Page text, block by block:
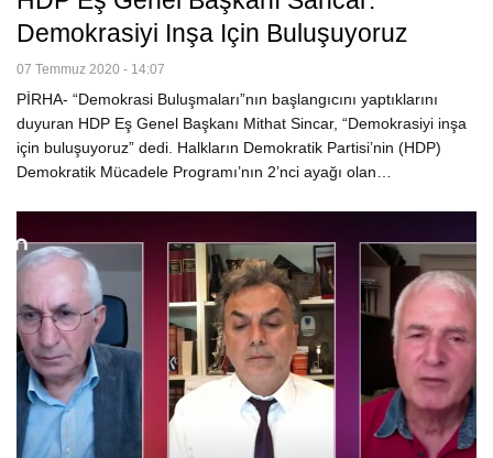
Demokrasiyi Inşa Için Buluşuyoruz
07 Temmuz 2020 - 14:07
PİRHA- “Demokrasi Buluşmaları”nın başlangıcını yaptıklarını
duyuran HDP Eş Genel Başkanı Mithat Sincar, “Demokrasiyi inşa
için buluşuyoruz” dedi. Halkların Demokratik Partisi’nin (HDP)
Demokratik Mücadele Programı’nın 2’nci ayağı olan…